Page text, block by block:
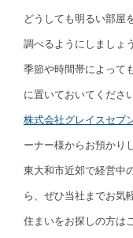
どうしても明るい部屋
調べるようにしましょう
季節や時間帯によって
に置いておいてください
株式会社グレイスセブ
ーナー様からお預かり
東大和市近郊で経営中
ら、ぜひ当社までお気
住まいをお探しの方は